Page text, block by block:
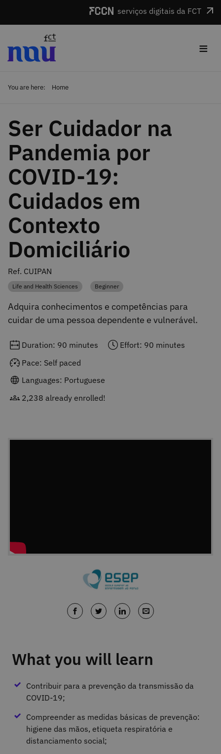
serviços digitais da FCT
≡
You are here: Home
Ser Cuidador na
Pandemia por
COVID-19:
Cuidados em
Contexto
Domiciliário
Ref. CUIPAN
Category
Life and Health Sciences Category
Beginner
Adquira conhecimentos e competências para
cuidar de uma pessoa dependente e vulnerável.
Duration: 90 minutes
Effort: 90 minutes
Pace: Self paced
Languages: Portuguese
2,238 already enrolled!
What you will learn
Contribuir para a prevenção da transmissão da
COVID-19;
Compreender as medidas básicas de prevenção:
higiene das mãos, etiqueta respiratória e
distanciamento social;